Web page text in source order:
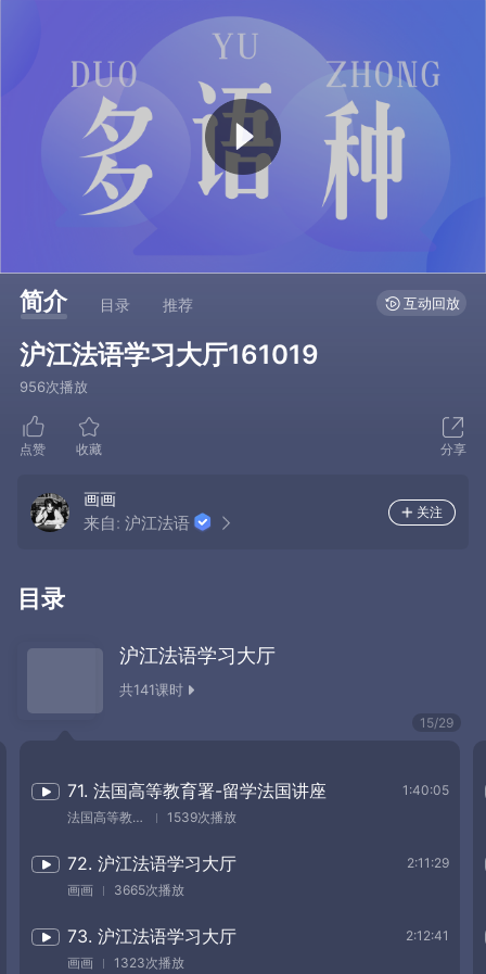
简介 目录 推荐 互动回放
沪江法语学习大厅161019
956次播放
点赞 收藏 分享
画画
来自: 沪江法语
关注
目录
沪江法语学习大厅
共141课时
15/29
1:40:05
71. 法国高等教育署-留学法国讲座
法国高等教育署 1539次播放
2:11:29
72. 沪江法语学习大厅
画画 3665次播放
2:12:41
73. 沪江法语学习大厅
画画 1323次播放